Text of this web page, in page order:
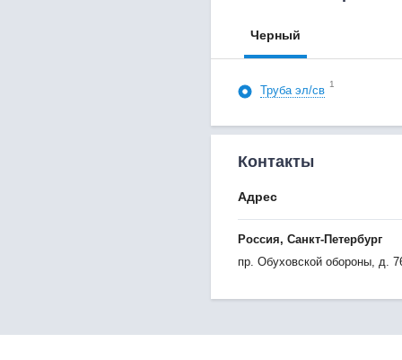
Черный
Труба эл/св
1
Контакты
Адрес
Россия, Санкт-Петербург
пр. Обуховской обороны, д.